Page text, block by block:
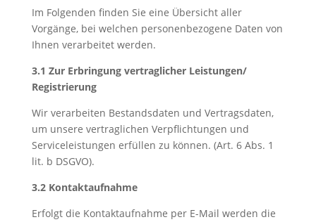
Im Folgenden finden Sie eine Übersicht aller
Vorgänge, bei welchen personenbezogene Daten von
Ihnen verarbeitet werden.
3.1 Zur Erbringung vertraglicher Leistungen/
Registrierung
Wir verarbeiten Bestandsdaten und Vertragsdaten,
um unsere vertraglichen Verpflichtungen und
Serviceleistungen erfüllen zu können. (Art. 6 Abs. 1
lit. b DSGVO).
3.2 Kontaktaufnahme
Erfolgt die Kontaktaufnahme per E-Mail werden die